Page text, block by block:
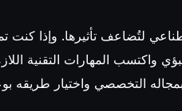
لتُضاعف تأثيرها. وإذا كنت
واكتسب المهارات التقنية